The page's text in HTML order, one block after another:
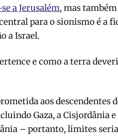
a Jerusalém, mas
para o sionismo é a
a Israel.
e como a terra
aos descendentes
Gaza, a Cisjordânia
– portanto, limites